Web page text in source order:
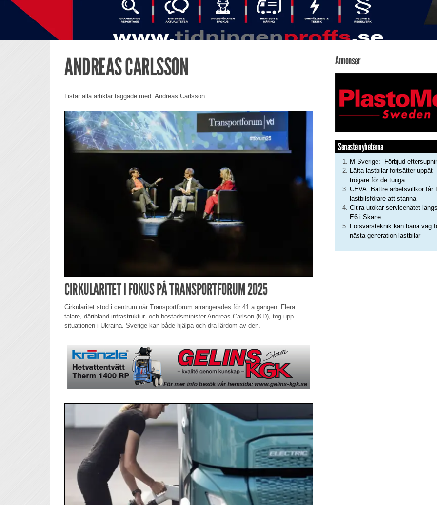
ANDREAS CARLSSON
Listar alla artiklar taggade med: Andreas Carlsson
CIRKULARITET I FOKUS PÅ TRANSPORTFORUM 2025
Cirkularitet stod i centrum när Transportforum arrangerades för 41:a gången. Flera
talare, däribland infrastruktur- och bostadsminister Andreas Carlson (KD), tog upp
situationen i Ukraina. Sverige kan både hjälpa och dra lärdom av den.
Annonser
Senaste nyheterna
M Sverige: ”Förbjud
Lätta lastbilar fortsätter uppåt
trögare för de tunga
CEVA: Bättre arbetsvillkor får
lastbilsförare att stanna
Citira utökar servicenätet längs
E6 i Skåne
Försvarsteknik kan bana väg
nästa generation lastbilar